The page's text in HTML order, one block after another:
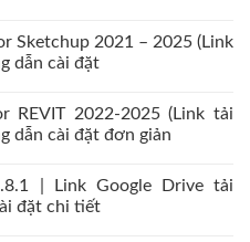
Sketchup 2021 – 2025 (Link
dẫn cài đặt
REVIT 2022-2025 (Link tải
dẫn cài đặt đơn giản
| Link Google Drive tải
đặt chi tiết